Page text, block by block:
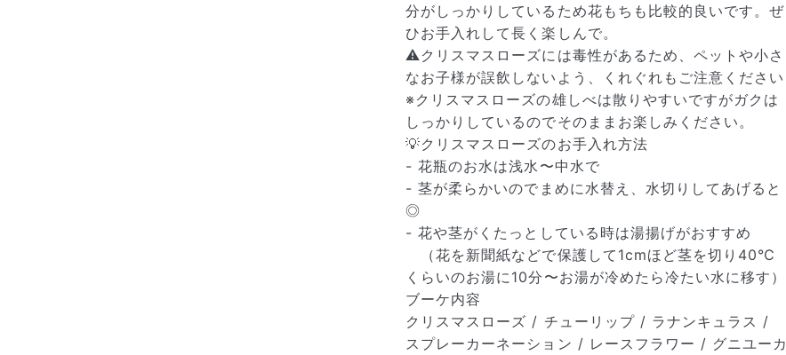
分がしっかりしているため花もちも比較的良いです。ぜ
ひお手入れして長く楽しんで。
⚠️クリスマスローズには毒性があるため、ペットや小さ
なお子様が誤飲しないよう、くれぐれもご注意ください
※クリスマスローズの雄しべは散りやすいですがガクは
しっかりしているのでそのままお楽しみください。
💡クリスマスローズのお手入れ方法
- 花瓶のお水は浅水〜中水で
- 茎が柔らかいのでまめに水替え、水切りしてあげると
◎
- 花や茎がくたっとしている時は湯揚げがおすすめ
（花を新聞紙などで保護して1cmほど茎を切り40℃
くらいのお湯に10分〜お湯が冷めたら冷たい水に移す）
ブーケ内容
クリスマスローズ / チューリップ / ラナンキュラス /
スプレーカーネーション / レースフラワー / グニユーカ